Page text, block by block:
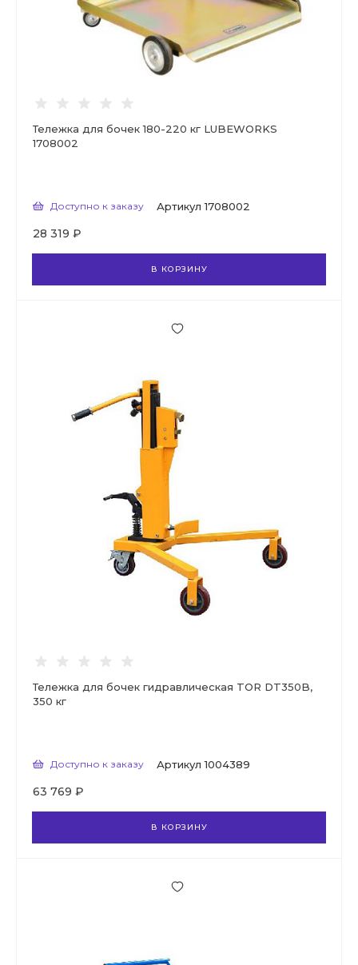
Тележка для бочек 180-220 кг LUBEWORKS
1708002
Доступно к заказу Артикул 1708002
28 319 ₽
В КОРЗИНУ
Тележка для бочек гидравлическая TOR DT350B,
350 кг
Доступно к заказу Артикул 1004389
63 769 ₽
В КОРЗИНУ